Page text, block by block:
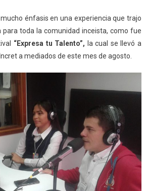
énfasis en una experiencia que trajo
toda la comunidad inceista, como fue
“Expresa tu Talento”, la cual se llevó a
a mediados de este mes de agosto.